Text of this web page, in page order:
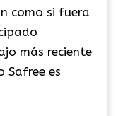
como si fuera
más reciente
Safree es